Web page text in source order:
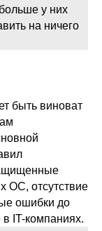
у них
на ничего
быть виноват
ОС, отсутствие
ошибки до
IT-компаниях.